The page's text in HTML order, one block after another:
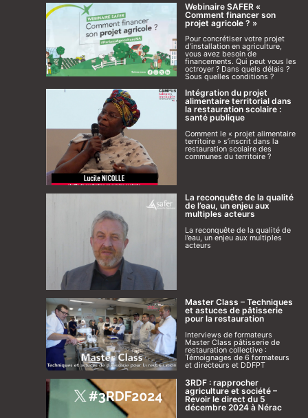
Webinaire SAFER «
Comment financer son
projet agricole ? »
Pour concrétiser votre projet
d’installation en agriculture,
vous avez besoin de
financements. Qui peut vous les
octroyer ? Dans quels délais ?
Sous quelles conditions ?
Intégration du projet
alimentaire territorial dans
la restauration scolaire :
santé publique
Comment le « projet alimentaire
territoire » s’inscrit dans la
restauration scolaire des
communes du territoire ?
La reconquête de la qualité
de l’eau, un enjeu aux
multiples acteurs
La reconquête de la qualité de
l’eau, un enjeu aux multiples
acteurs
Master Class – Techniques
et astuces de pâtisserie
pour la restauration
Interviews de formateurs
Master Class pâtisserie de
restauration collective :
Témoignages de 6 formateurs
et directeurs et DDFPT
3RDF : rapprocher
agriculture et société –
Revoir le direct du 5
décembre 2024 à Nérac